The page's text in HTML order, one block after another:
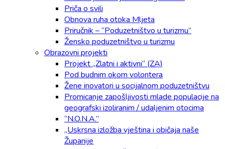
Priča o svili
Obnova ruha otoka Mljeta
Priručnik – “Poduzetništvo u turizmu”
Žensko poduzetništvo u turizmu
Obrazovni projekti
Projekt „Zlatni i aktivni“ (ZA)
Pod budnim okom volontera
Žene inovatori u socijalnom poduzetništvu
Promicanje zapošljivosti mlade populacije na
geografski izoliranim / udaljenim otocima
“N.O.N.A.”
„Uskrsna izložba vještina i običaja naše
Županije